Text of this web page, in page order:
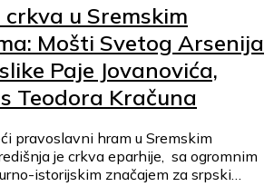
u Sremskim
Mošti Svetog Arsenija
Paje Jovanovića,
Teodora Kračuna
pravoslavni hram u Sremskim
je crkva eparhije, sa ogromnim
istorijskim značajem za srpski…